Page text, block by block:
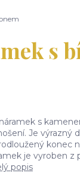
s
s
Je výrazný
konec
je vyroben z
popis